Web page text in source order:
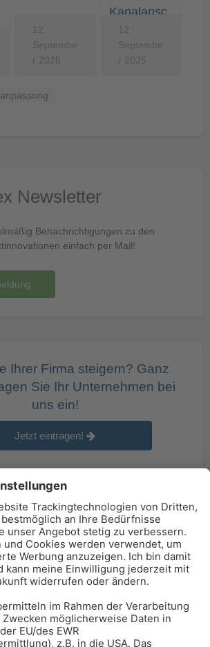
12.
Septembe
r 2025
Kanalansc
hluss
12.
Septembe
r 2025
Newsletter
Benachrichtigungen zu den
einfach per Mail!
Ihrer Firma steigern? Ganz
Sie Ihr Unternehmen bei
uns ein!
Jetzt eintragen!
Index Newsletter
Benachrichtigungen zu den
Zur Anmeldung